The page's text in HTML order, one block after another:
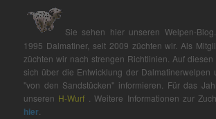
Sie sehen hier unseren Welpen-
1995 Dalmatiner, seit 2009 züchten wir. Als
züchten wir nach strengen Richtlinien. Auf
sich über die Entwicklung der Dalmatinerwelpen
"von den Sandstücken" informieren. Für das
unseren H-Wurf . Weitere Informationen zur
hier